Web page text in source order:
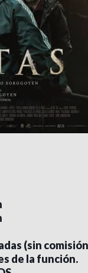
(sin
de la función.